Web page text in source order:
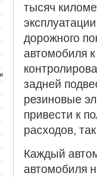
тысяч
дорожного
автомобиля
задней
резиновые
привести к
расходов,
Каждый
автомобиля